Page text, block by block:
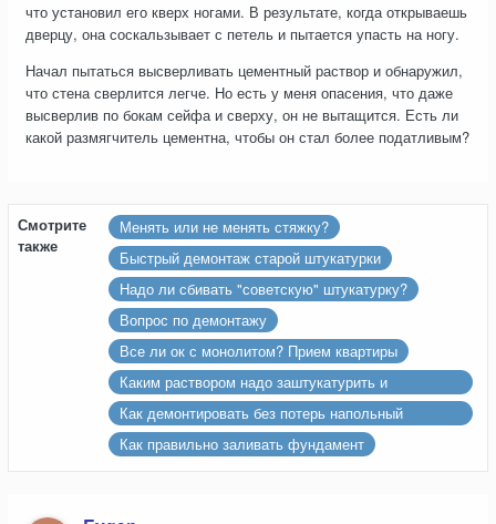
что установил его кверх ногами. В результате, когда открываешь
дверцу, она соскальзывает с петель и пытается упасть на ногу.
Начал пытаться высверливать цементный раствор и обнаружил,
что стена сверлится легче. Но есть у меня опасения, что даже
высверлив по бокам сейфа и сверху, он не вытащится. Есть ли
какой размягчитель цементна, чтобы он стал более податливым?
Смотрите
также
Менять или не менять стяжку?
Быстрый демонтаж старой штукатурки
Надо ли сбивать "советскую" штукатурку?
Вопрос по демонтажу
Все ли ок с монолитом? Прием квартиры
Каким раствором надо заштукатурить и
выровнять стены
Как демонтировать без потерь напольный
керамогранит?
Как правильно заливать фундамент